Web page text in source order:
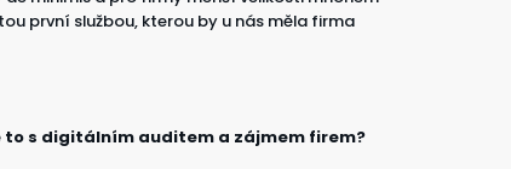
první službou, kterou by u nás měla firma
to s digitálním auditem a zájmem firem?